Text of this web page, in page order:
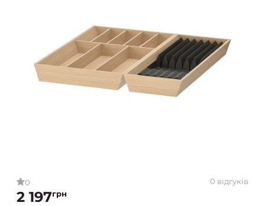
0 0 відгуків
2 197грн